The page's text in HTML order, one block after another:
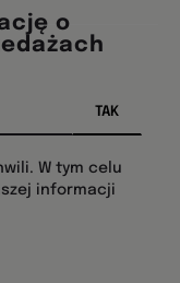
o
W tym celu
informacji